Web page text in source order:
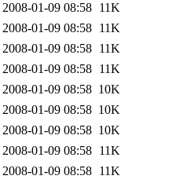
2008-01-09 08:58 11K
2008-01-09 08:58 11K
2008-01-09 08:58 11K
2008-01-09 08:58 11K
2008-01-09 08:58 10K
2008-01-09 08:58 10K
2008-01-09 08:58 10K
2008-01-09 08:58 11K
2008-01-09 08:58 11K